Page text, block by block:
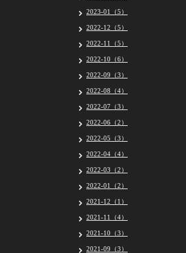
2023-01（5）
2022-12（5）
2022-11（5）
2022-10（6）
2022-09（3）
2022-08（4）
2022-07（3）
2022-06（2）
2022-05（3）
2022-04（4）
2022-03（2）
2022-01（2）
2021-12（1）
2021-11（4）
2021-10（3）
2021-09（3）